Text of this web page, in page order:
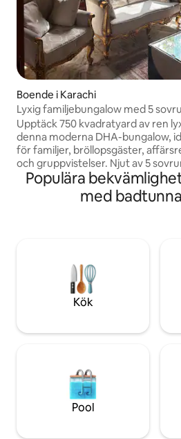
Boende i Karachi
Lyxig familjebungalow med 5
DHA fas 5
Upptäck 750 kvadratyard av ren
denna moderna DHA-bungalow,
för familjer, bröllopsgäster,
och gruppvistelser. Njut av 5
med eget badrum, starkt WiFi, 7
luftkonditioneringsapparater,
varmvatten/gas dygnet runt och
och flygplatstransfer finns
Väsentligheter, fräscha sängkläder
badprodukter tillhandahålls för en
stressfri, förstklassig vistelse.
Populära
med
Kök
Pool